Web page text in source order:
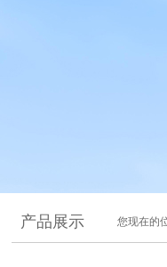
产品展示 您现在的